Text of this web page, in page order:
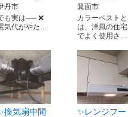
丹市
も実は── ❌
気代がやた…
箕面市
カラーベストと
は、洋風の住宅
でよく使用さ…
換気扇中間 ✨レンジフー